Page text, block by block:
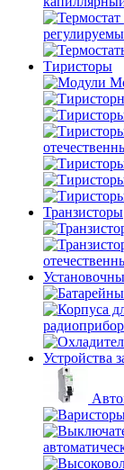
Тиристоры
Транзисторы
Устройства